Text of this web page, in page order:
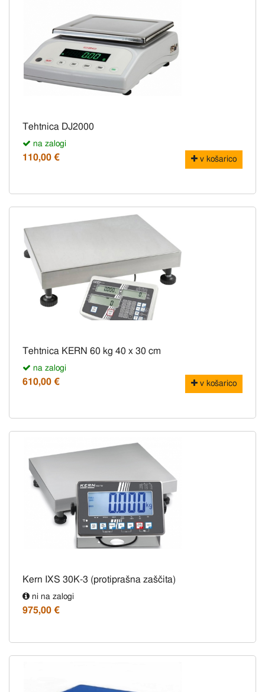
Tehtnica DJ2000
na zalogi
110,00 € v košarico
Tehtnica KERN 60 kg 40 x 30 cm
na zalogi
610,00 € v košarico
Kern IXS 30K-3 (protiprašna zaščita)
ni na zalogi
975,00 €